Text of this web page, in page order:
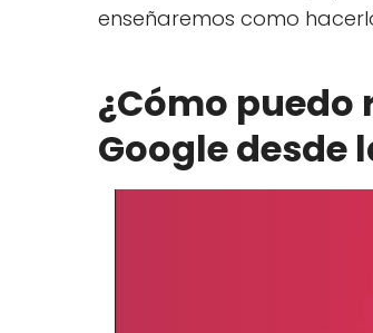
enseñaremos como
¿Cómo puedo
Google desde